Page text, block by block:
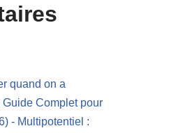
quand on a
Complet pour
- Multipotentiel :